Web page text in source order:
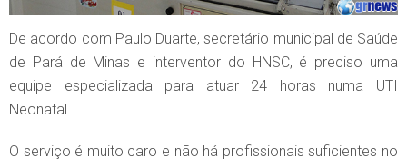
De acordo com Paulo Duarte, secretário municipal de Saúde
de Pará de Minas e interventor do HNSC, é preciso uma
equipe especializada para atuar 24 horas numa UTI
Neonatal.
O serviço é muito caro e não há profissionais suficientes no